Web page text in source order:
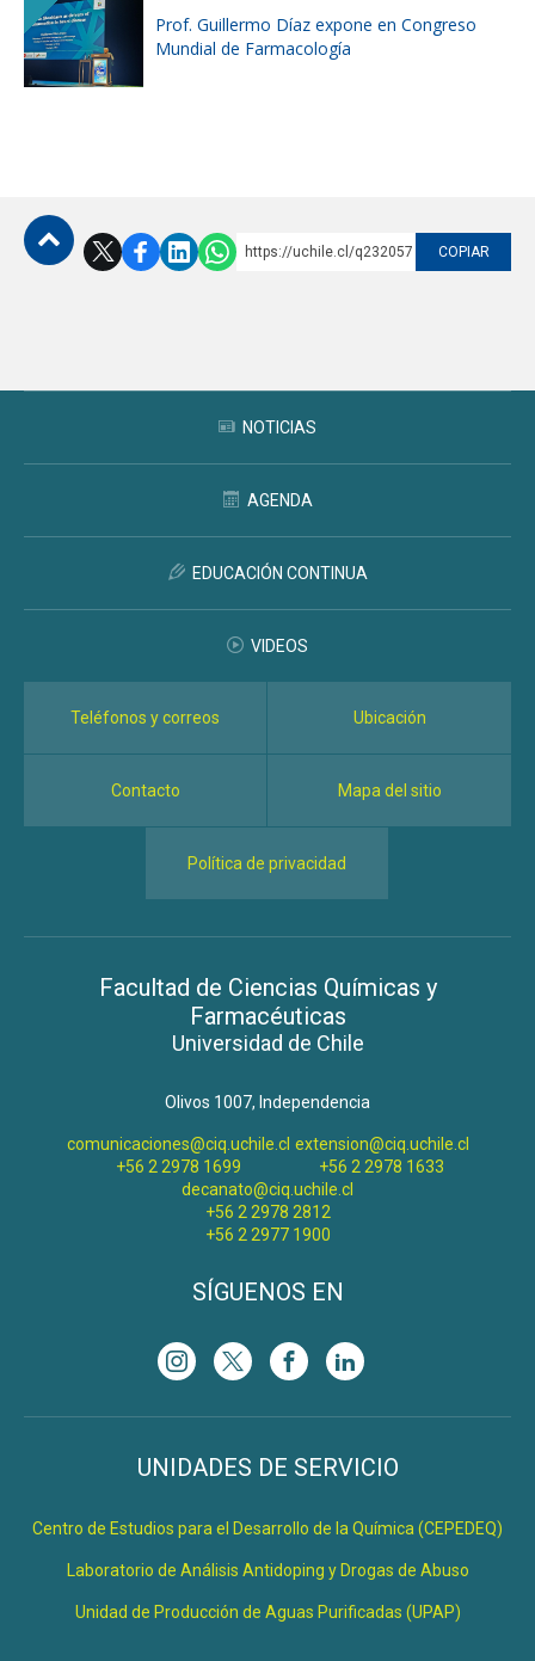
Prof. Guillermo Díaz expone en Congreso
Mundial de Farmacología
https://uchile.cl/q232057 COPIAR
NOTICIAS
AGENDA
EDUCACIÓN CONTINUA
VIDEOS
Teléfonos y correos Ubicación
Contacto Mapa del sitio
Política de privacidad
Facultad de Ciencias Químicas y
Farmacéuticas
Universidad de Chile
Olivos 1007, Independencia
comunicaciones@ciq.uchile.cl
+56 2 2978 1699
extension@ciq.uchile.cl
+56 2 2978 1633
decanato@ciq.uchile.cl
+56 2 2978 2812
+56 2 2977 1900
SÍGUENOS EN
UNIDADES DE SERVICIO
Centro de Estudios para el Desarrollo de la Química (CEPEDEQ)
Laboratorio de Análisis Antidoping y Drogas de Abuso
Unidad de Producción de Aguas Purificadas (UPAP)